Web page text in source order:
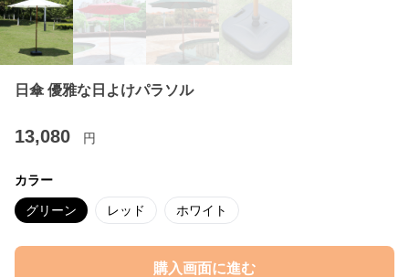
日傘 優雅な日よけパラソル
13,080 円
カラー
グリーン レッド ホワイト
購入画面に進む